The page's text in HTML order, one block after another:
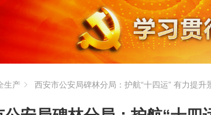
生产 西安市公安局碑林分局：护航“十四运” 有力提升